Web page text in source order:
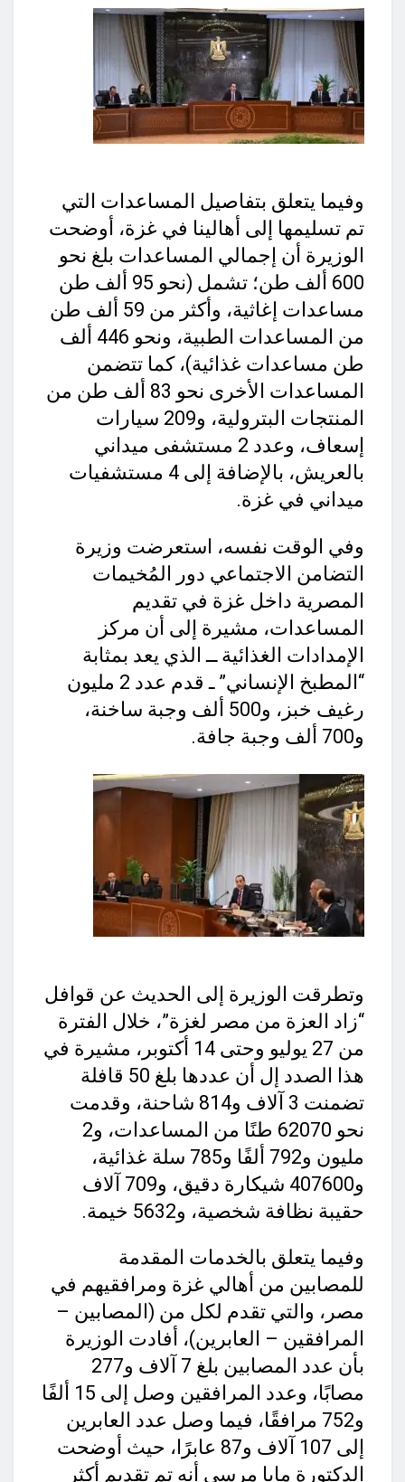
وفيما يتعلق بتفاصيل المساعدات التي
تم تسليمها إلى أهالينا في غزة، أوضحت
الوزيرة أن إجمالي المساعدات بلغ نحو
600 ألف طن؛ تشمل (نحو 95 ألف طن
مساعدات إغاثية، وأكثر من 59 ألف طن
من المساعدات الطبية، ونحو 446 ألف
طن مساعدات غذائية)، كما تتضمن
المساعدات الأخرى نحو 83 ألف طن من
المنتجات البترولية، و209 سيارات
إسعاف، وعدد 2 مستشفى ميداني
بالعريش، بالإضافة إلى 4 مستشفيات
ميداني في غزة.
وفي الوقت نفسه، استعرضت وزيرة
التضامن الاجتماعي دور المُخيمات
المصرية داخل غزة في تقديم
المساعدات، مشيرة إلى أن مركز
الإمدادات الغذائية ــ الذي يعد بمثابة
“المطبخ الإنساني” ـ قدم عدد 2 مليون
رغيف خبز، و500 ألف وجبة ساخنة،
و700 ألف وجبة جافة.
وتطرقت الوزيرة إلى الحديث عن قوافل
“زاد العزة من مصر لغزة”، خلال الفترة
من 27 يوليو وحتى 14 أكتوبر، مشيرة في
هذا الصدد إل أن عددها بلغ 50 قافلة
تضمنت 3 آلاف و814 شاحنة، وقدمت
نحو 62070 طنًا من المساعدات، و2
مليون و792 ألفًا و785 سلة غذائية،
و407600 شيكارة دقيق، و709 آلاف
حقيبة نظافة شخصية، و5632 خيمة.
وفيما يتعلق بالخدمات المقدمة
للمصابين من أهالي غزة ومرافقيهم في
مصر، والتي تقدم لكل من (المصابين –
المرافقين – العابرين)، أفادت الوزيرة
بأن عدد المصابين بلغ 7 آلاف و277
مصابًا، وعدد المرافقين وصل إلى 15 ألفًا
و752 مرافقًا، فيما وصل عدد العابرين
إلى 107 آلاف و87 عابرًا، حيث أوضحت
الدكتورة مايا مرسي أنه تم تقديم أكثر